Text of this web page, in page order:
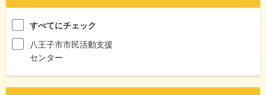
すべてにチェック
八王子市市民活動支援
センター